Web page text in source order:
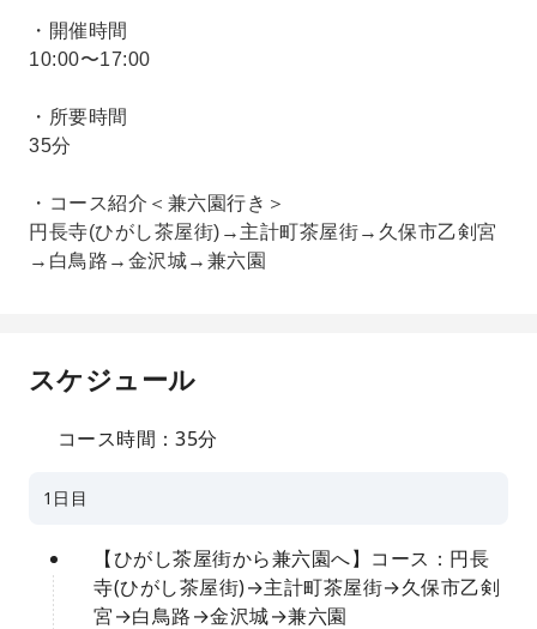
・開催時間
10:00〜17:00
・所要時間
35分
・コース紹介＜兼六園行き＞
円長寺(ひがし茶屋街)→主計町茶屋街→久保市乙剣宮
→白鳥路→金沢城→兼六園
スケジュール
コース時間：35分
1日目
【ひがし茶屋街から兼六園へ】コース：円長
寺(ひがし茶屋街)→主計町茶屋街→久保市乙剣
宮→白鳥路→金沢城→兼六園